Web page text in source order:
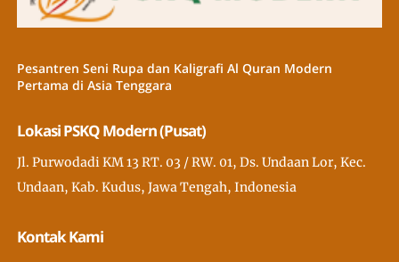
Pesantren Seni Rupa dan Kaligrafi Al Quran Modern
Pertama di Asia Tenggara
Lokasi PSKQ Modern (Pusat)
Jl. Purwodadi KM 13 RT. 03 / RW. 01, Ds. Undaan Lor, Kec.
Undaan, Kab. Kudus, Jawa Tengah, Indonesia
Kontak Kami